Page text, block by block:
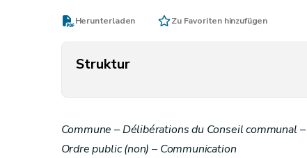
Herunterladen Zu Favoriten hinzufügen
Struktur
Commune – Délibérations du Conseil communal
Ordre public (non) – Communication